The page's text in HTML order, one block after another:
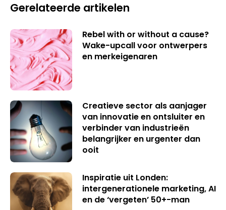
Gerelateerde artikelen
Rebel with or without a cause?
Wake-upcall voor ontwerpers
en merkeigenaren
Creatieve sector als aanjager
van innovatie en ontsluiter en
verbinder van industrieën
belangrijker en urgenter dan
ooit
Inspiratie uit Londen:
intergenerationele marketing, AI
en de ‘vergeten’ 50+-man